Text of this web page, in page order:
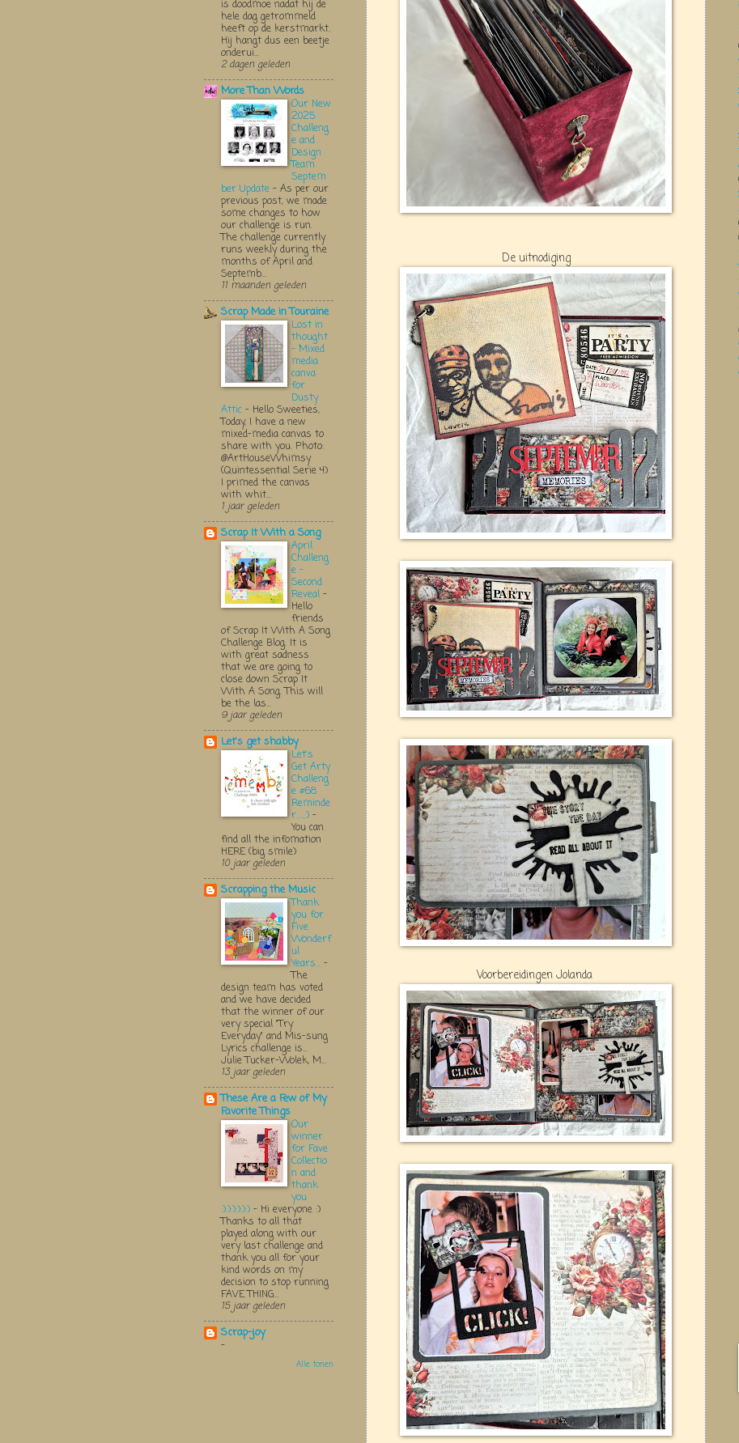
De uitnodiging
Voorbereidingen Jolanda
is doodmoe nadat hij de
hele dag getrommeld
heeft op de kerstmarkt.
Hij hangt dus een beetje
onderui...
2 dagen geleden
More Than Words
Our New
2025
Challeng
e and
Design
Team
Septem
ber Update - As per our
previous post, we made
some changes to how
our challenge is run.
The challenge currently
runs weekly during the
months of April and
Septemb...
11 maanden geleden
Scrap Made in Touraine
Lost in
thought
- Mixed
media
canva
for
Dusty
Attic - Hello Sweeties,
Today, I have a new
mixed-media canvas to
share with you. Photo:
@ArtHouseWhimsy
(Quintessential Serie 4)
I primed the canvas
with whit...
1 jaar geleden
Scrap It With a Song
April
Challeng
e -
Second
Reveal -
Hello
friends
of Scrap It With A Song
Challenge Blog. It is
with great sadness
that we are going to
close down Scrap It
With A Song. This will
be the las...
9 jaar geleden
Let's get shabby
Let's
Get Arty
Challeng
e #68
Reminde
r.....:) -
You can
find all the infomation
HERE (big smile)
10 jaar geleden
Scrapping the Music
Thank
you for
Five
Wonderf
ul
Years... -
The
design team has voted
and we have decided
that the winner of our
very special "Try
Everyday" and Mis-sung
Lyrics challenge is...
Julie Tucker-Wolek, M...
13 jaar geleden
These Are a Few of My
Favorite Things
Our
winner
for Fave
Collectio
n and
thank
you
:):):):):):) - Hi everyone :)
Thanks to all that
played along with our
very last challenge and
thank you all for your
kind words on my
decision to stop running
FAVE THING...
15 jaar geleden
Scrap-joy
-
Alle tonen